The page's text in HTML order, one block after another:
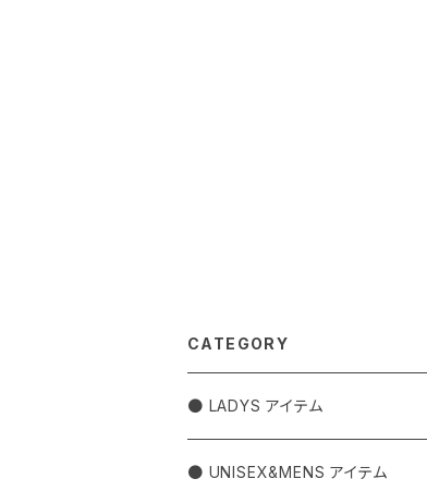
CATEGORY
● LADYS アイテム
アウター
● UNISEX&MENS アイテム